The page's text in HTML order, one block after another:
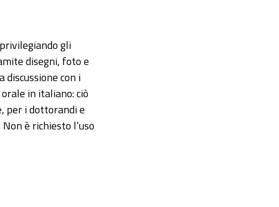
gli
disegni, foto e
con i
in italiano: ciò
per i dottorandi e
è richiesto l’uso